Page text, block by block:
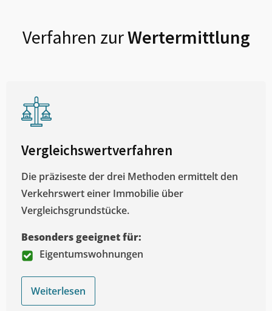
Verfahren zurWertermittlung
Vergleichswertverfahren
Die präziseste der drei Methoden ermittelt den
Verkehrswert einer Immobilie über
Vergleichsgrundstücke.
Besonders geeignet für:
Eigentumswohnungen
Weiterlesen